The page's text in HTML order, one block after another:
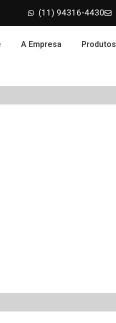
(11) 94316-4430
A Empresa Produtos